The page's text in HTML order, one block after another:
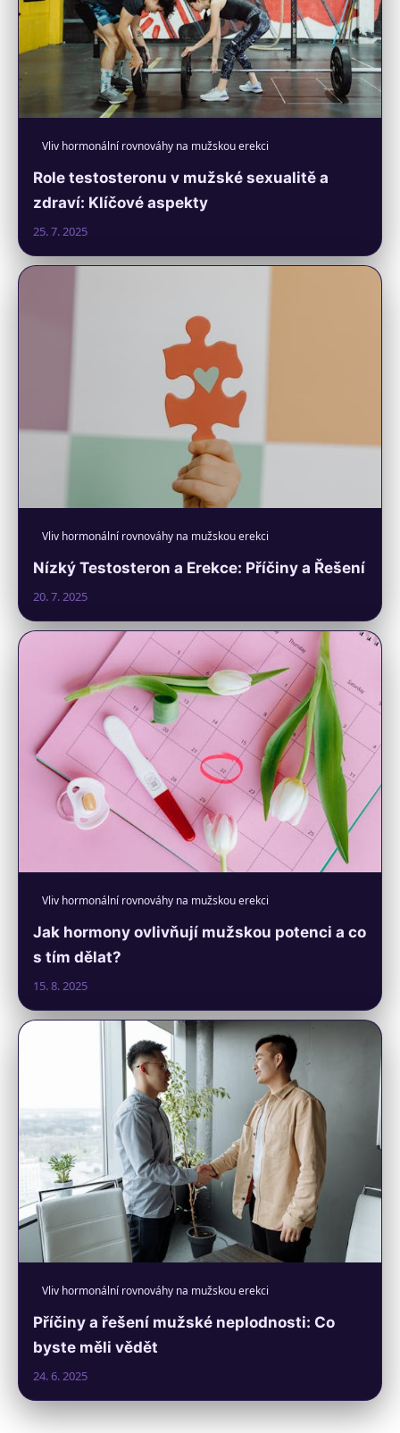
Vliv hormonální rovnováhy na mužskou erekci
Role testosteronu v mužské sexualitě a
zdraví: Klíčové aspekty
25. 7. 2025
Vliv hormonální rovnováhy na mužskou erekci
Nízký Testosteron a Erekce: Příčiny a Řešení
20. 7. 2025
Vliv hormonální rovnováhy na mužskou erekci
Jak hormony ovlivňují mužskou potenci a co
s tím dělat?
15. 8. 2025
Vliv hormonální rovnováhy na mužskou erekci
Příčiny a řešení mužské neplodnosti: Co
byste měli vědět
24. 6. 2025